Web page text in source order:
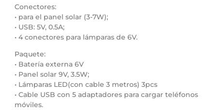
Conectores:
• para el panel solar (3-7W);
• USB: 5V, 0.5A;
• 4 conectores para lámparas de 6V.
Paquete:
• Batería externa 6V
• Panel solar 9V, 3.5W;
• Lámparas LED(con cable 3 metros) 3pcs
• Cable USB con 5 adaptadores para cargar teléfonos
móviles.